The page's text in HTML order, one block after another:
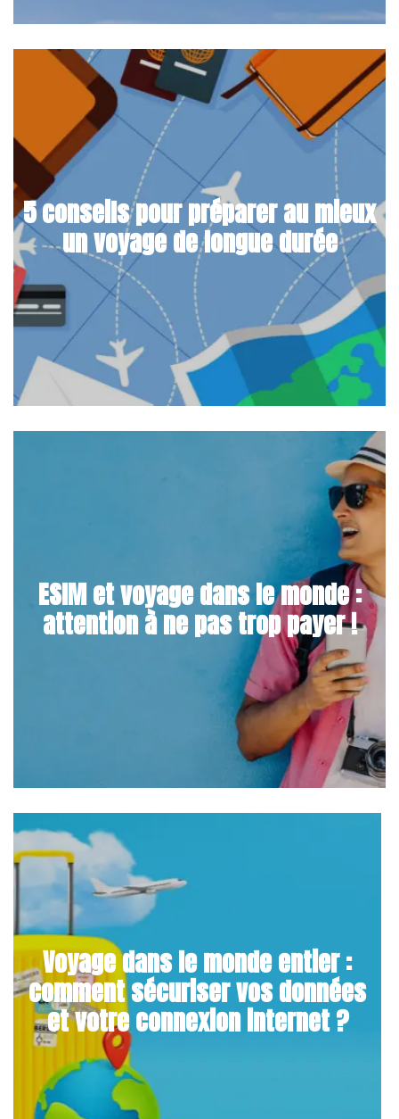
5 conseils pour préparer au mieux
un voyage de longue durée
ESIM et voyage dans le monde :
attention à ne pas trop payer !
Voyage dans le monde entier :
comment sécuriser vos données
et votre connexion internet ?